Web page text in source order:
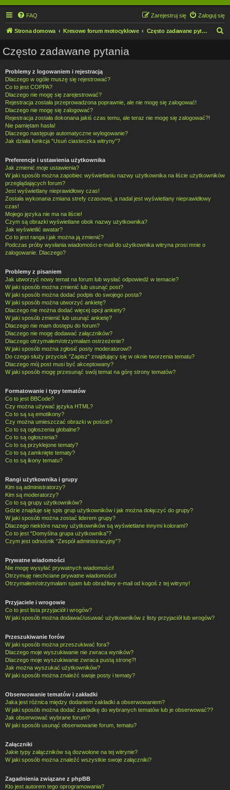
FAQ Zaloguj się
Zarejestruj się
Strona domowa Kresowe forum motocyklowe Często zadawane pytania
Często zadawane pytania
Problemy z logowaniem i rejestracją
Dlaczego w ogóle muszę się rejestrować?
Co to jest COPPA?
Dlaczego nie mogę się zarejestrować?
Rejestracja została przeprowadzona poprawnie, ale nie mogę się zalogować!
Dlaczego nie mogę się zalogować?
Rejestracja została dokonana jakiś czas temu, ale teraz nie mogę się zalogować?!
Nie pamiętam hasła!
Dlaczego następuje automatyczne wylogowanie?
Jak działa funkcja “Usuń ciasteczka witryny”?
Preferencje i ustawienia użytkownika
Jak zmienić moje ustawienia?
W jaki sposób można zapobiec wyświetlaniu nazwy użytkownika na liście użytkowników
przeglądających forum?
Jest wyświetlany nieprawidłowy czas!
Została wykonana zmiana strefy czasowej, a nadal jest wyświetlany nieprawidłowy
czas!
Mojego języka nie ma na liście!
Czym są obrazki wyświetlane obok nazwy użytkownika?
Jak wyświetlić awatar?
Co to jest ranga i jak można ją zmienić?
Podczas próby wysłania wiadomości e-mail do użytkownika witryna prosi mnie o
zalogowanie. Dlaczego?
Problemy z pisaniem
Jak utworzyć nowy temat na forum lub wysłać odpowiedź w temacie?
W jaki sposób można zmienić lub usunąć post?
W jaki sposób można dodać podpis do swojego posta?
W jaki sposób można utworzyć ankietę?
Dlaczego nie można dodać więcej opcji ankiety?
W jaki sposób zmienić lub usunąć ankietę?
Dlaczego nie mam dostępu do forum?
Dlaczego nie mogę dodawać załączników?
Dlaczego otrzymałem/otrzymałam ostrzeżenie?
W jaki sposób można zgłosić posty moderatorowi?
Do czego służy przycisk “Zapisz” znajdujący się w oknie tworzenia tematu?
Dlaczego mój post musi być akceptowany?
W jaki sposób mogę przesunąć swój temat na górę strony tematów?
Formatowanie i typy tematów
Co to jest BBCode?
Czy można używać języka HTML?
Co to są są emotikony?
Czy można umieszczać obrazki w poście?
Co to są ogłoszenia globalne?
Co to są ogłoszenia?
Co to są przyklejone tematy?
Co to są zamknięte tematy?
Co to są ikony tematu?
Rangi użytkownika i grupy
Kim są administratorzy?
Kim są moderatorzy?
Co to są grupy użytkowników?
Gdzie znajduje się spis grup użytkowników i jak można dołączyć do grupy?
W jaki sposób można zostać liderem grupy?
Dlaczego niektóre nazwy użytkowników są wyświetlane innymi kolorami?
Co to jest “Domyślna grupa użytkownika”?
Czym jest odnośnik “Zespół administracyjny”?
Prywatne wiadomości
Nie mogę wysyłać prywatnych wiadomości!
Otrzymuję niechciane prywatne wiadomości!
Otrzymałem/otrzymałam spam lub obraźliwy e-mail od kogoś z tej witryny!
Przyjaciele i wrogowie
Co to jest lista przyjaciół i wrogów?
W jaki sposób można dodawać/usuwać użytkowników z listy przyjaciół lub wrogów?
Przeszukiwanie forów
W jaki sposób można przeszukiwać fora?
Dlaczego moje wyszukiwanie nie zwraca wyników?
Dlaczego moje wyszukiwanie zwraca pustą stronę?!
Jak można wyszukać użytkowników?
W jaki sposób można znaleźć swoje posty i tematy?
Obserwowanie tematów i zakładki
Jaka jest różnica między dodaniem zakładki a obserwowaniem?
W jaki sposób można dodać zakładkę do wybranych tematów lub je obserwować??
Jak obserwować wybrane forum?
W jaki sposób usunąć obserwowanie forum, tematu?
Załączniki
Jakie typy załączników są dozwolone na tej witrynie?
W jaki sposób można znaleźć wszystkie swoje załączniki?
Zagadnienia związane z phpBB
Kto jest autorem tego oprogramowania?